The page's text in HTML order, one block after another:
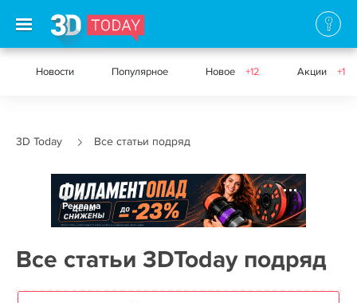
Новости Популярное Новое +12 Акции +1
3D Today Все статьи подряд
Реклама
Все статьи 3DToday подряд